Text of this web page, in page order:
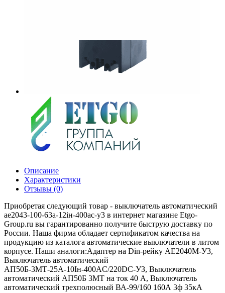
Описание
Характеристики
Отзывы (0)
Приобретая следующий товар - выключатель автоматический
ае2043-100-63а-12iн-400ac-у3 в интернет магазине Etgo-
Group.ru вы гарантированно получите быструю доставку по
России. Наша фирма обладает сертификатом качества на
продукцию из каталога автоматические выключатели в литом
корпусе. Наши аналоги:Адаптер на Din-рейку АЕ2040М-У3,
Выключатель автоматический
АП50Б-3МТ-25А-10Iн-400AС/220DC-УЗ, Выключатель
автоматический АП50Б 3МТ на ток 40 A, Выключатель
автоматический трехполюсный ВА-99/160 160А 3ф 35кА